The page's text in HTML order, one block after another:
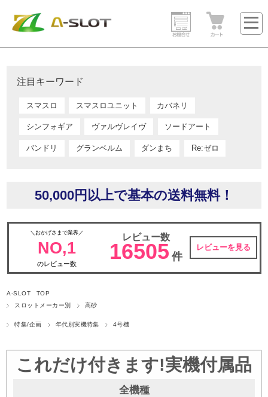
注目キーワード
スマスロ スマスロユニット カバネリ
シンフォギア ヴァルヴレイヴ ソードアート
バンドリ グランベルム ダンまち Re:ゼロ
50,000円以上で基本の送料無料！
＼おかげさまで業界／
NO,1
のレビュー数
レビュー数
16505 件
レビューを見る
A-SLOT TOP
スロットメーカー別
高砂
特集/企画 年代別実機特集 4号機
これだけ付きます!実機付属品
全機種